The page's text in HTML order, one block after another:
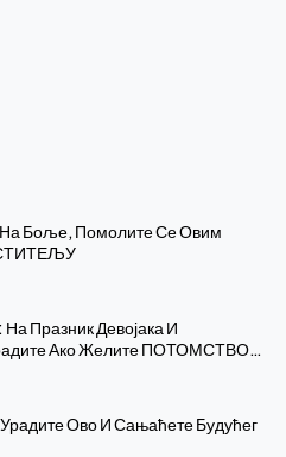
Боље, Помолите Се Овим
Девојака И
Ако Желите ПОТОМСТВО…
Ово И Сањаћете Будућег